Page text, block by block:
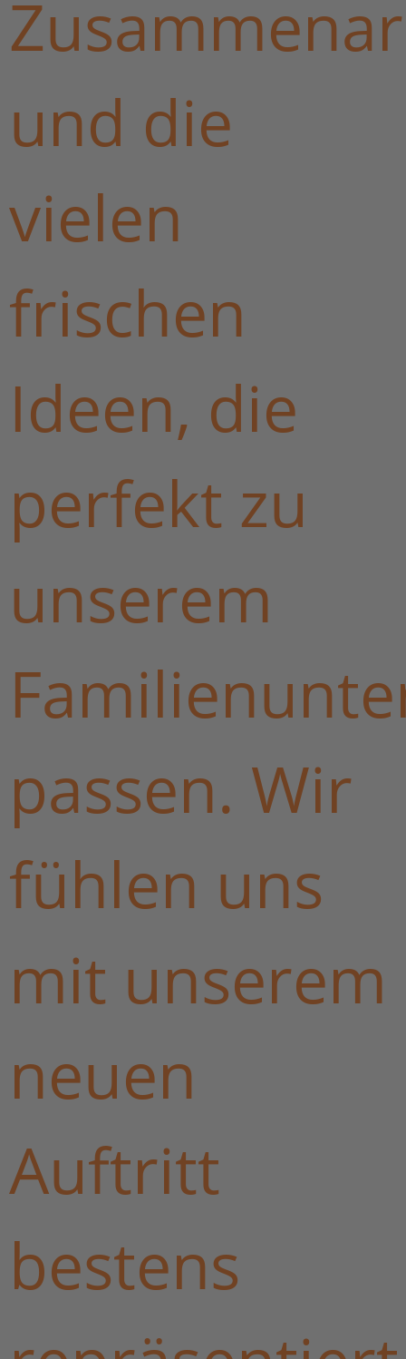
und die
vielen
frischen
Ideen, die
perfekt zu
unserem
passen. Wir
fühlen uns
mit unserem
neuen
Auftritt
bestens